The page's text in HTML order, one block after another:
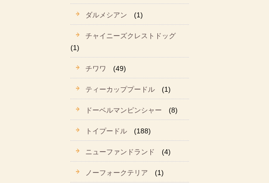
ダルメシアン (1)
チャイニーズクレストドッグ
(1)
チワワ (49)
ティーカッププードル (1)
ドーベルマンピンシャー (8)
トイプードル (188)
ニューファンドランド (4)
ノーフォークテリア (1)